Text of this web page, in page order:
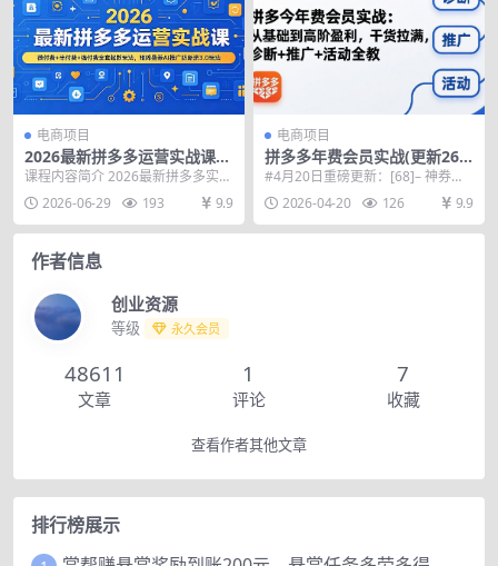
电商项目
2026最新拼多多运营实战课，
微付费+半付费+强付费全套起
流3.0玩法
课程内容简介 2026最新拼多多实战
课程围绕平台付费推广起款打造全
套落地玩法，更...
2026-06-29 193 9.9
电商项目
拼多多年费会员实战(更新26
年4月20)：从基础到高阶盈
动全教
#4月20日重磅更新：[68]– 神券大
作战【2026.04.18】.mp4 #...
2026-04-20 126 9.9
作者信息
创业资源
等级 永久会员
48611
文章
1
评论
7
收藏
查看作者其他文章
排行榜展示